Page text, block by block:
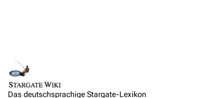
IRC-Channel Permanenter Link
Objekte
Ereignisse
Das deutschsprachige Stargate-Lexikon